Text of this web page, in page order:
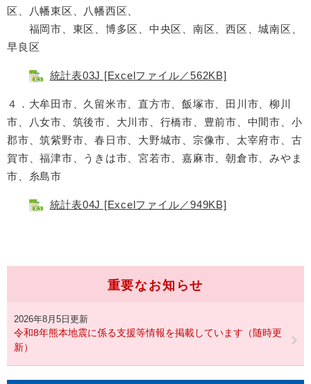
区、八幡東区、八幡西区、
福岡市、東区、博多区、中央区、南区、西区、城南区、
早良区
統計表03J [Excelファイル／562KB]
４．大牟田市、久留米市、直方市、飯塚市、田川市、柳川
市、八女市、筑後市、大川市、行橋市、豊前市、中間市、小
郡市、筑紫野市、春日市、大野城市、宗像市、太宰府市、古
賀市、福津市、うきは市、宮若市、嘉麻市、朝倉市、みやま
市、糸島市
統計表04J [Excelファイル／949KB]
重要なお知らせ
2026年8月5日更新
令和8年熊本地震に係る支援等情報を掲載しています（随時更
新）